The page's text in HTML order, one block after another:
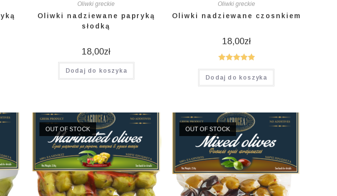
Oliwki greckie
Oliwki nadziewane papryką
słodką
18,00zł
Dodaj do koszyka
Oliwki greckie
Oliwki nadziewane czosnkiem
18,00zł
Oceniono
5.00na 5
Dodaj do koszyka
OUT OF STOCK OUT OF STOCK